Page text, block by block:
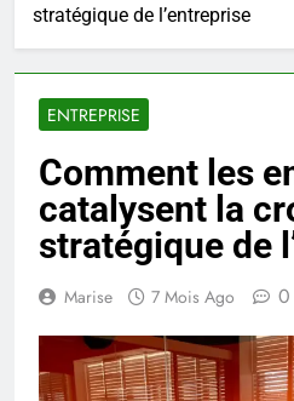
stratégique de l’entreprise
ENTREPRISE
Comment les
catalysent la
stratégique de
Marise 7 Mois Ago 0